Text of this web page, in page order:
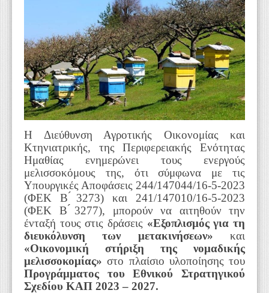
Η Διεύθυνση Αγροτικής Οικονομίας και
Κτηνιατρικής, της Περιφερειακής Ενότητας
Ημαθίας ενημερώνει τους ενεργούς
μελισσοκόμους της, ότι σύμφωνα με τις
Υπουργικές Αποφάσεις 244/147044/16-5-2023
(ΦΕΚ Β ́3273) και 241/147010/16-5-2023
(ΦΕΚ Β ́3277), μπορούν να αιτηθούν την
ένταξή τους στις δράσεις «Εξοπλισμός για τη
διευκόλυνση των μετακινήσεων» και
«Οικονομική στήριξη της νομαδικής
μελισσοκομίας» στο πλαίσιο υλοποίησης του
Προγράμματος του Εθνικού Στρατηγικού
Σχεδίου ΚΑΠ 2023 – 2027.